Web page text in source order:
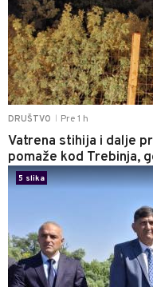
DRUŠTVO Pre 1 h
Vatrena stihija i dalje
pomaže kod Trebinja,
5 slika